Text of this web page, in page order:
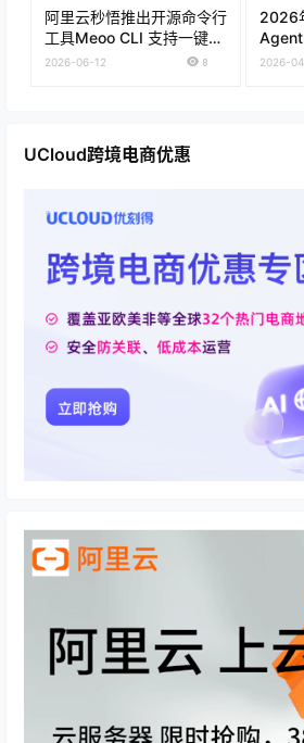
阿里云秒悟推出开源命令行
工具Meoo CLI 支持一键部
署上线
2026-06-12 8
2026
Agent
荐
2026-
UCloud跨境电商优惠